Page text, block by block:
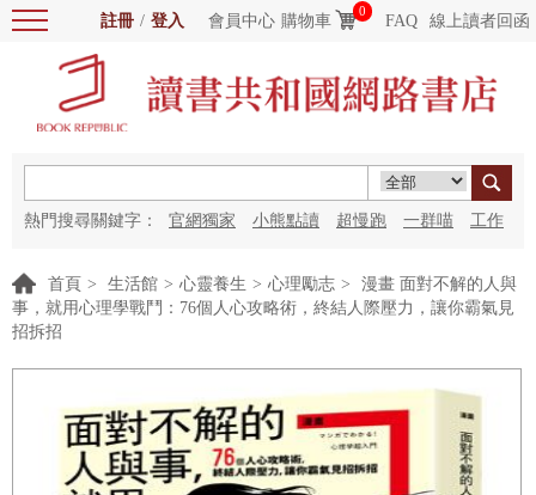
註冊 / 登入 會員中心 購物車
0
FAQ 線上讀者回函
熱門搜尋關鍵字： 官網獨家 小熊點讀 超慢跑 一群喵 工作
首頁 > 生活館 > 心靈養生 > 心理勵志 >
漫畫 面對不解的人與
事，就用心理學戰鬥：76個人心攻略術，終結人際壓力，讓你霸氣見
招拆招